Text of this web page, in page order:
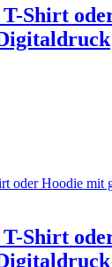
Shirt
Shirt